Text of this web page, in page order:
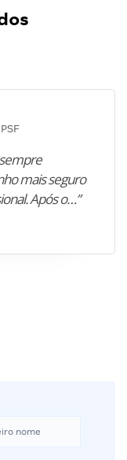
sempre
mais seguro
Após o…”